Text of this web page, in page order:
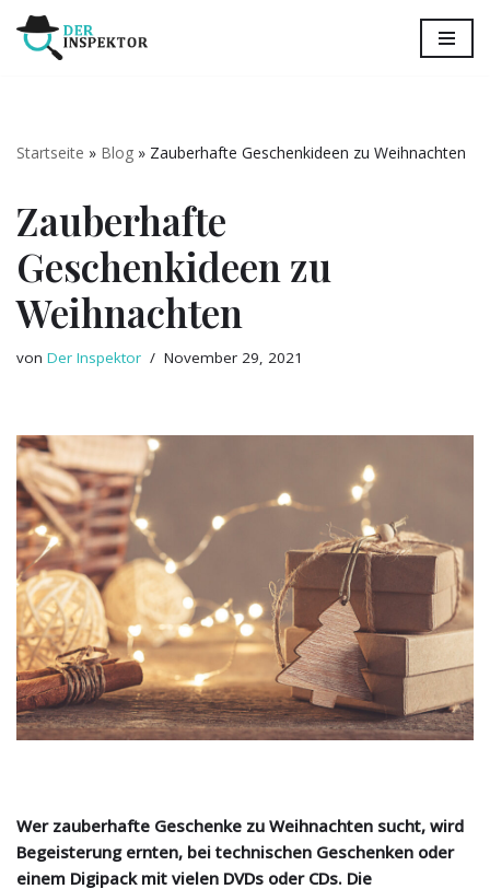
Startseite » Blog » Zauberhafte Geschenkideen zu Weihnachten
Zauberhafte
Geschenkideen zu
Weihnachten
von Der Inspektor November 29, 2021
Wer zauberhafte Geschenke zu Weihnachten sucht, wird
Begeisterung ernten, bei technischen Geschenken oder
einem Digipack mit vielen DVDs oder CDs. Die